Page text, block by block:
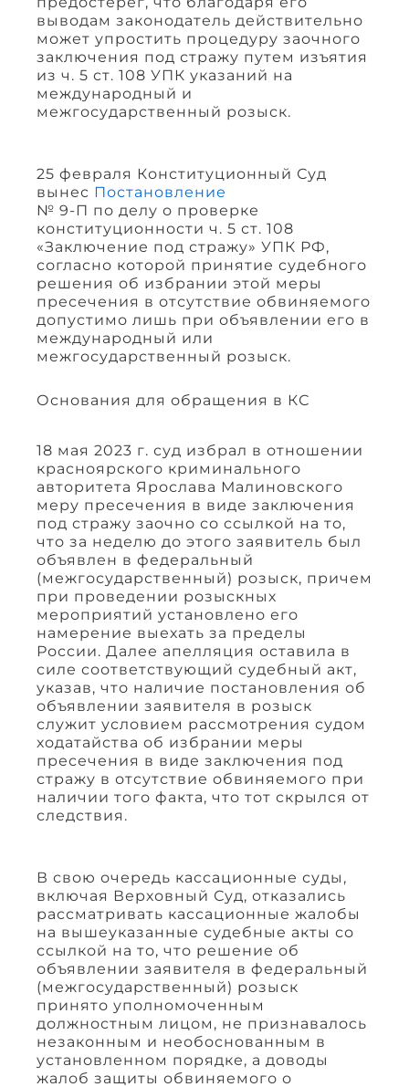
выводам законодатель действительно
может упростить процедуру заочного
заключения под стражу путем изъятия
из ч. 5 ст. 108 УПК указаний на
международный и
межгосударственный розыск.
25 февраля Конституционный Суд
вынес Постановление
№ 9-П по делу о проверке
конституционности ч. 5 ст. 108
«Заключение под стражу» УПК РФ,
согласно которой принятие судебного
решения об избрании этой меры
пресечения в отсутствие обвиняемого
допустимо лишь при объявлении его в
международный или
межгосударственный розыск.
Основания для обращения в КС
18 мая 2023 г. суд избрал в отношении
красноярского криминального
авторитета Ярослава Малиновского
меру пресечения в виде заключения
под стражу заочно со ссылкой на то,
что за неделю до этого заявитель был
объявлен в федеральный
(межгосударственный) розыск, причем
при проведении розыскных
мероприятий установлено его
намерение выехать за пределы
России. Далее апелляция оставила в
силе соответствующий судебный акт,
указав, что наличие постановления об
объявлении заявителя в розыск
служит условием рассмотрения судом
ходатайства об избрании меры
пресечения в виде заключения под
стражу в отсутствие обвиняемого при
наличии того факта, что тот скрылся от
следствия.
В свою очередь кассационные суды,
включая Верховный Суд, отказались
рассматривать кассационные жалобы
на вышеуказанные судебные акты со
ссылкой на то, что решение об
объявлении заявителя в федеральный
(межгосударственный) розыск
принято уполномоченным
должностным лицом, не признавалось
незаконным и необоснованным в
установленном порядке, а доводы
жалоб защиты обвиняемого о